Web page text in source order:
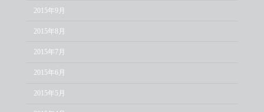
2015年9月
2015年8月
2015年7月
2015年6月
2015年5月